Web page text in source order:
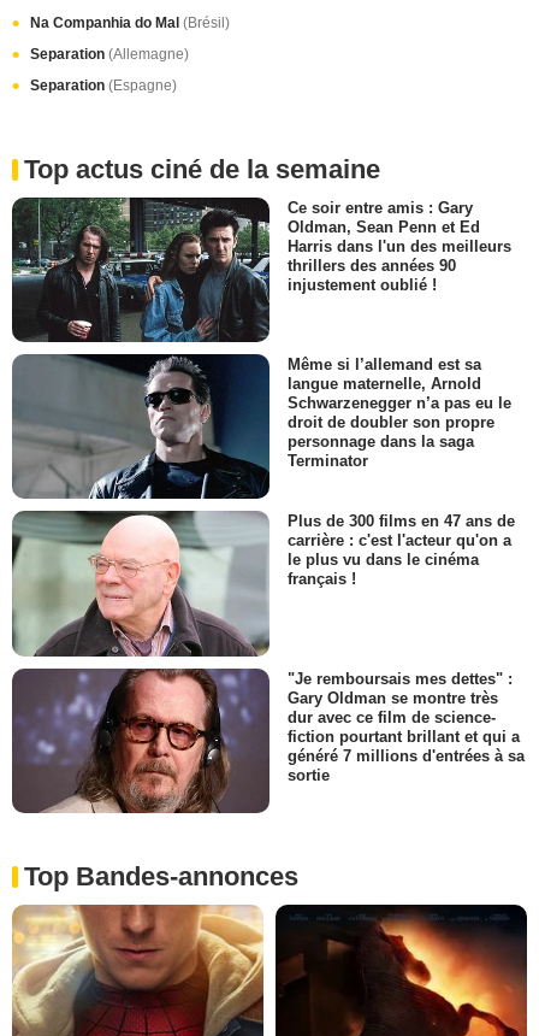
Na Companhia do Mal (Brésil)
Separation (Allemagne)
Separation (Espagne)
Top actus ciné de la semaine
Ce soir entre amis : Gary
Oldman, Sean Penn et Ed
Harris dans l'un des meilleurs
thrillers des années 90
injustement oublié !
Même si l’allemand est sa
langue maternelle, Arnold
Schwarzenegger n’a pas eu le
droit de doubler son propre
personnage dans la saga
Terminator
Plus de 300 films en 47 ans de
carrière : c'est l'acteur qu'on a
le plus vu dans le cinéma
français !
"Je remboursais mes dettes" :
Gary Oldman se montre très
dur avec ce film de science-
fiction pourtant brillant et qui a
généré 7 millions d'entrées à sa
sortie
Top Bandes-annonces